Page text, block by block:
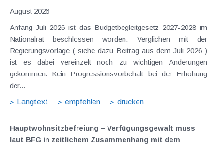
August 2026
Anfang Juli 2026 ist das Budgetbegleitgesetz 2027-2028 im
Nationalrat beschlossen worden. Verglichen mit der
Regierungsvorlage ( siehe dazu Beitrag aus dem Juli 2026 )
ist es dabei vereinzelt noch zu wichtigen Änderungen
gekommen. Kein Progressionsvorbehalt bei der Erhöhung
der...
Langtext
empfehlen drucken
Hauptwohnsitz​­befreiung – Verfügungsgewalt muss
laut BFG in zeitlichem Zusammenhang mit dem